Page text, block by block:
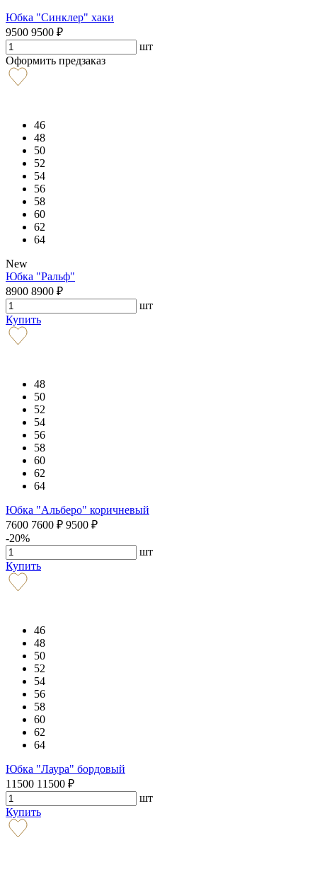
Юбка "Синклер" хаки
9500 9500 ₽
шт
Оформить предзаказ
46
48
50
52
54
56
58
60
62
64
New
Юбка "Ральф"
8900 8900 ₽
шт
Купить
48
50
52
54
56
58
60
62
64
Юбка "Альберо" коричневый
7600 7600 ₽ 9500 ₽
-20%
шт
Купить
46
48
50
52
54
56
58
60
62
64
Юбка "Лаура" бордовый
11500 11500 ₽
шт
Купить